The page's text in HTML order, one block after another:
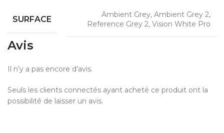
SURFACE
Ambient Grey, Ambient Grey 2,
Reference Grey 2, Vision White Pro
Avis
Il n’y a pas encore d’avis.
Seuls les clients connectés ayant acheté ce produit ont la
possibilité de laisser un avis.